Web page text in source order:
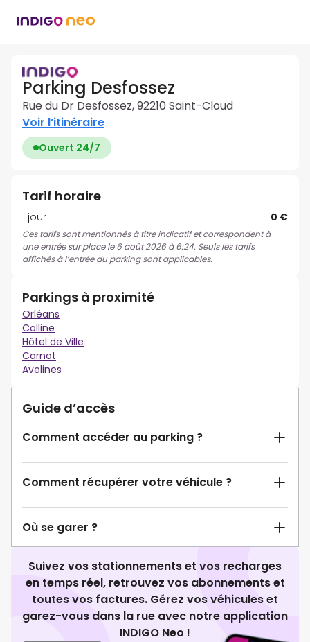
Parking Desfossez
Rue du Dr Desfossez, 92210 Saint-Cloud
Voir l’itinéraire
Ouvert 24/7
Tarif horaire
1 jour 0 €
Ces tarifs sont mentionnés à titre indicatif et correspondent à
une entrée sur place le 6 août 2026 à 6:24. Seuls les tarifs
affichés à l’entrée du parking sont applicables.
Parkings à proximité
Orléans
Colline
Hôtel de Ville
Carnot
Avelines
Guide d’accès
Comment accéder au parking ?
Comment récupérer votre véhicule ?
Où se garer ?
Suivez vos stationnements et vos recharges
en temps réel, retrouvez vos abonnements et
toutes vos factures. Gérez vos véhicules et
garez-vous dans la rue avec notre application
INDIGO Neo !